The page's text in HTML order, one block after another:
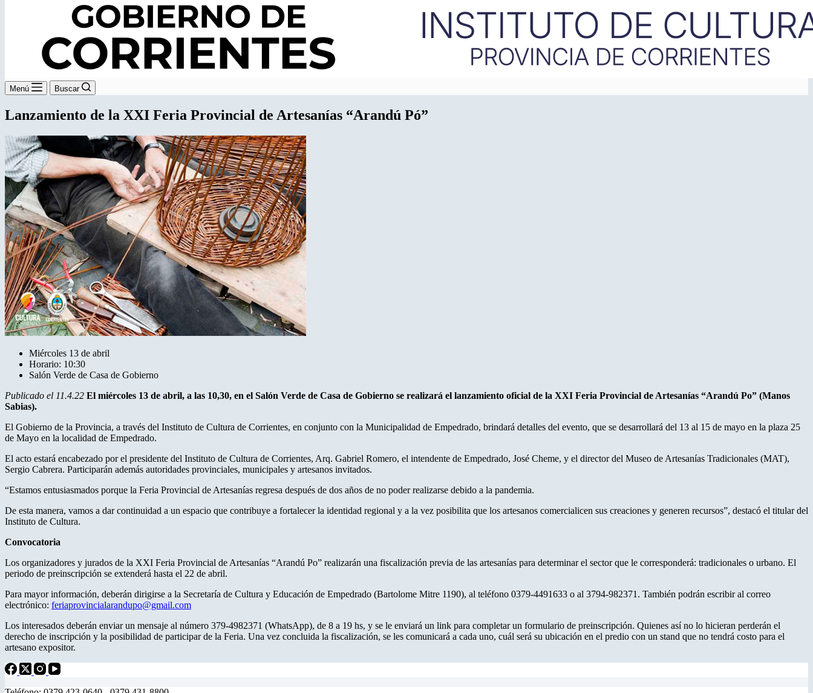
Menú Buscar
Lanzamiento de la XXI Feria Provincial de Artesanías “Arandú Pó”
Miércoles 13 de abril
Horario: 10:30
Salón Verde de Casa de Gobierno
Publicado el 11.4.22 El miércoles 13 de abril, a las 10,30, en el Salón Verde de Casa de Gobierno se realizará el lanzamiento oficial de la XXI Feria Provincial de Artesanías “Arandú Po” (Manos
Sabias).
El Gobierno de la Provincia, a través del Instituto de Cultura de Corrientes, en conjunto con la Municipalidad de Empedrado, brindará detalles del evento, que se desarrollará del 13 al 15 de mayo en la plaza 25
de Mayo en la localidad de Empedrado.
El acto estará encabezado por el presidente del Instituto de Cultura de Corrientes, Arq. Gabriel Romero, el intendente de Empedrado, José Cheme, y el director del Museo de Artesanías Tradicionales (MAT),
Sergio Cabrera. Participarán además autoridades provinciales, municipales y artesanos invitados.
“Estamos entusiasmados porque la Feria Provincial de Artesanías regresa después de dos años de no poder realizarse debido a la pandemia.
De esta manera, vamos a dar continuidad a un espacio que contribuye a fortalecer la identidad regional y a la vez posibilita que los artesanos comercialicen sus creaciones y generen recursos”, destacó el titular del
Instituto de Cultura.
Convocatoria
Los organizadores y jurados de la XXI Feria Provincial de Artesanías “Arandú Po” realizarán una fiscalización previa de las artesanías para determinar el sector que le corresponderá: tradicionales o urbano. El
periodo de preinscripción se extenderá hasta el 22 de abril.
Para mayor información, deberán dirigirse a la Secretaría de Cultura y Educación de Empedrado (Bartolome Mitre 1190), al teléfono 0379-4491633 o al 3794-982371. También podrán escribir al correo
electrónico: feriaprovincialarandupo@gmail.com
Los interesados deberán enviar un mensaje al número 379-4982371 (WhatsApp), de 8 a 19 hs, y se le enviará un link para completar un formulario de preinscripción. Quienes así no lo hicieran perderán el
derecho de inscripción y la posibilidad de participar de la Feria. Una vez concluida la fiscalización, se les comunicará a cada uno, cuál será su ubicación en el predio con un stand que no tendrá costo para el
artesano expositor.